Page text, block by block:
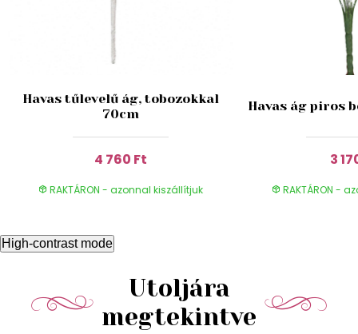
Havas tűlevelű ág, tobozokkal
70cm
4 760 Ft
RAKTÁRON - azonnal kiszállítjuk
Havas ág piros
3
RAKTÁRON -
High-contrast mode
Utoljára
megtekintve